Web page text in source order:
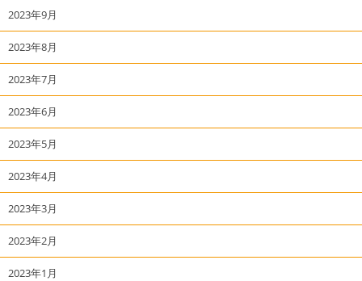
2023年9月
2023年8月
2023年7月
2023年6月
2023年5月
2023年4月
2023年3月
2023年2月
2023年1月